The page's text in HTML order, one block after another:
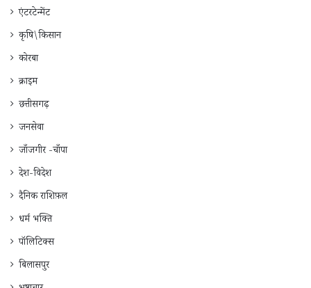
एंटरटेन्मेंट
कृषि\किसान
कोरबा
क्राइम
छत्तीसगढ़
जनसेवा
जाँजगीर -चाँपा
देश-विदेश
दैनिक राशिफ़ल
धर्म भक्ति
पॉलिटिक्स
बिलासपुर